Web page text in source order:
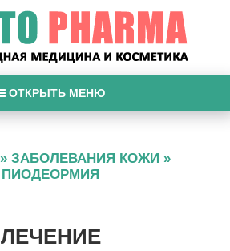
ОТКРЫТЬ МЕНЮ
» ЗАБОЛЕВАНИЯ КОЖИ »
ПИОДЕОРМИЯ
ЛЕЧЕНИЕ